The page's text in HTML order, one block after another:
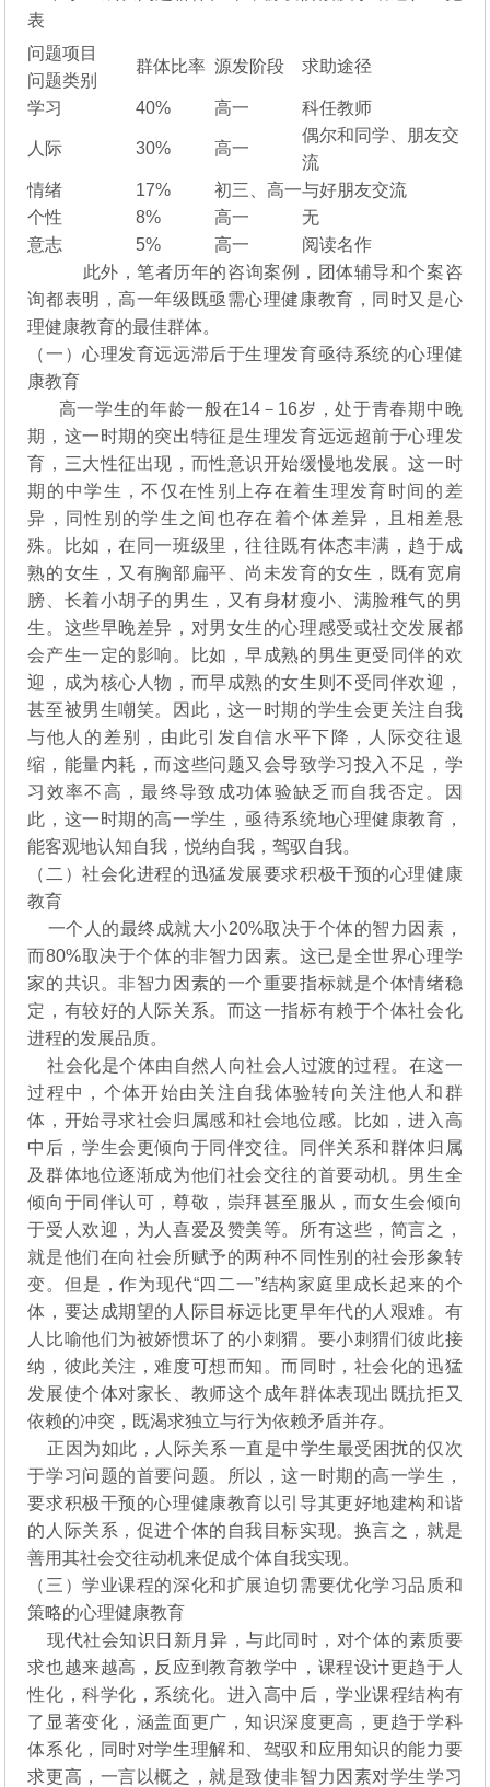
表
问题项目
问题类别
群体比率 源发阶段 求助途径
学习 40% 高一 科任教师
人际 30% 高一
偶尔和同学、朋友交
流
情绪
17% 初三、高一与好朋友交流
个性
8% 高一
无
意志
5% 高一
阅读名作
此外，笔者历年的咨询案例，团体辅导和个案咨
询都表明，高一年级既亟需心理健康教育，同时又是心
理健康教育的最佳群体。
（一）心理发育远远滞后于生理发育亟待系统的心理健
康教育
高一学生的年龄一般在14－16岁，处于青春期中晚
期，这一时期的突出特征是生理发育远远超前于心理发
育，三大性征出现，而性意识开始缓慢地发展。这一时
期的中学生，不仅在性别上存在着生理发育时间的差
异，同性别的学生之间也存在着个体差异，且相差悬
殊。比如，在同一班级里，往往既有体态丰满，趋于成
熟的女生，又有胸部扁平、尚未发育的女生，既有宽肩
膀、长着小胡子的男生，又有身材瘦小、满脸稚气的男
生。这些早晚差异，对男女生的心理感受或社交发展都
会产生一定的影响。比如，早成熟的男生更受同伴的欢
迎，成为核心人物，而早成熟的女生则不受同伴欢迎，
甚至被男生嘲笑。因此，这一时期的学生会更关注自我
与他人的差别，由此引发自信水平下降，人际交往退
缩，能量内耗，而这些问题又会导致学习投入不足，学
习效率不高，最终导致成功体验缺乏而自我否定。因
此，这一时期的高一学生，亟待系统地心理健康教育，
能客观地认知自我，悦纳自我，驾驭自我。
（二）社会化进程的迅猛发展要求积极干预的心理健康
教育
一个人的最终成就大小20%取决于个体的智力因素，
而80%取决于个体的非智力因素。这已是全世界心理学
家的共识。非智力因素的一个重要指标就是个体情绪稳
定，有较好的人际关系。而这一指标有赖于个体社会化
进程的发展品质。
社会化是个体由自然人向社会人过渡的过程。在这一
过程中，个体开始由关注自我体验转向关注他人和群
体，开始寻求社会归属感和社会地位感。比如，进入高
中后，学生会更倾向于同伴交往。同伴关系和群体归属
及群体地位逐渐成为他们社会交往的首要动机。男生全
倾向于同伴认可，尊敬，崇拜甚至服从，而女生会倾向
于受人欢迎，为人喜爱及赞美等。所有这些，简言之，
就是他们在向社会所赋予的两种不同性别的社会形象转
变。但是，作为现代“四二一”结构家庭里成长起来的个
体，要达成期望的人际目标远比更早年代的人艰难。有
人比喻他们为被娇惯坏了的小刺猬。要小刺猬们彼此接
纳，彼此关注，难度可想而知。而同时，社会化的迅猛
发展使个体对家长、教师这个成年群体表现出既抗拒又
依赖的冲突，既渴求独立与行为依赖矛盾并存。
正因为如此，人际关系一直是中学生最受困扰的仅次
于学习问题的首要问题。所以，这一时期的高一学生，
要求积极干预的心理健康教育以引导其更好地建构和谐
的人际关系，促进个体的自我目标实现。换言之，就是
善用其社会交往动机来促成个体自我实现。
（三）学业课程的深化和扩展迫切需要优化学习品质和
策略的心理健康教育
现代社会知识日新月异，与此同时，对个体的素质要
求也越来越高，反应到教育教学中，课程设计更趋于人
性化，科学化，系统化。进入高中后，学业课程结构有
了显著变化，涵盖面更广，知识深度更高，更趋于学科
体系化，同时对学生理解和、驾驭和应用知识的能力要
求更高，一言以概之，就是致使非智力因素对学生学习